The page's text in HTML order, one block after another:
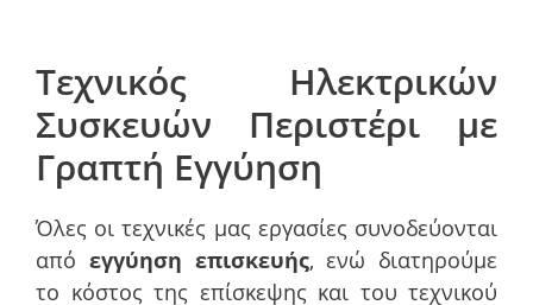
Τεχνικός Ηλεκτρικών
Συσκευών Περιστέρι με
Γραπτή Εγγύηση
Όλες οι τεχνικές μας εργασίες συνοδεύονται
από εγγύηση επισκευής, ενώ διατηρούμε
το κόστος της επίσκεψης και του τεχνικού